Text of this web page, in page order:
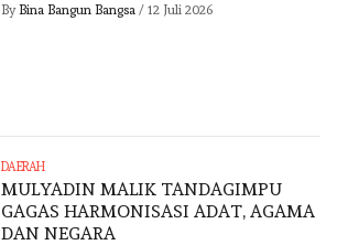
By Bina Bangun Bangsa / 12 Juli 2026
DAERAH
MULYADIN MALIK TANDAGIMPU
GAGAS HARMONISASI ADAT, AGAMA
DAN NEGARA